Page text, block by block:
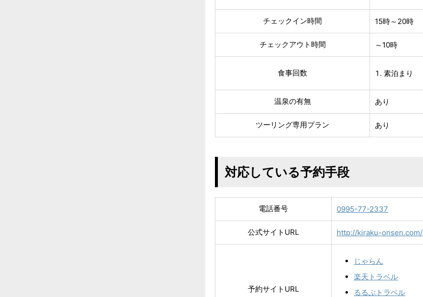
チェックイン時間 15時～20時
チェックアウト時間 ～10時
食事回数 素泊まり
温泉の有無 あり
ツーリング専用プラン あり
対応している予約手段
電話番号 0995-77-2337
公式サイトURL http://kiraku-onsen.com/
予約サイトURL
じゃらん
楽天トラベル
るるぶトラベル